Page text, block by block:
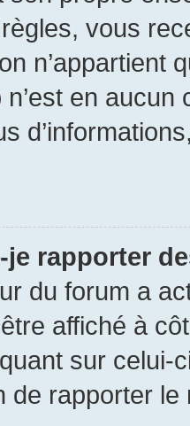
vous
n’appartient
en
rapporter
du forum a
affiché à
sur
de rapporter le